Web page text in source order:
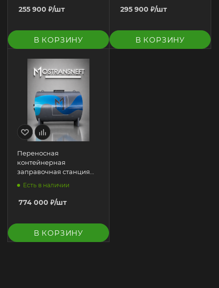
255 900 ₽/шт
В КОРЗИНУ
295 900 ₽/шт
В КОРЗИНУ
Переносная
контейнерная
заправочная станция
(ПКЗС) 10000 л для ДТ
Есть в наличии
774 000 ₽/шт
В КОРЗИНУ